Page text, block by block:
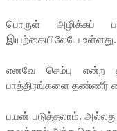
பொருள் அழிக்கப்
இயற்கையிலேயே உள்ளது.
எனவே செம்பு என்ற
பாத்திரங்களை தண்ணீர்
பயன் படுத்தலாம்.